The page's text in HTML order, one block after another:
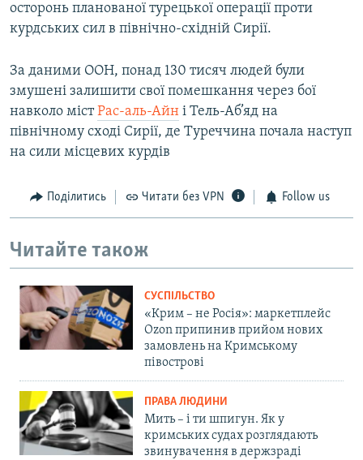
осторонь планованої турецької операції проти
курдських сил в північно-східній Сирії.
За даними ООН, понад 130 тисяч людей були
змушені залишити свої помешкання через бої
навколо містРас-аль-Айн і Тель-Аб’яд на
північному сході Сирії, де Туреччина почала наступ
на сили місцевих курдів
Поділитись Читати без VPN Follow us
Читайте також
СУСПІЛЬСТВО
«Крим – не Росія»: маркетплейс
Ozon припинив прийом нових
замовлень на Кримському
півострові
ПРАВА ЛЮДИНИ
Мить – і ти шпигун. Як у
кримських судах розглядають
звинувачення в держзраді